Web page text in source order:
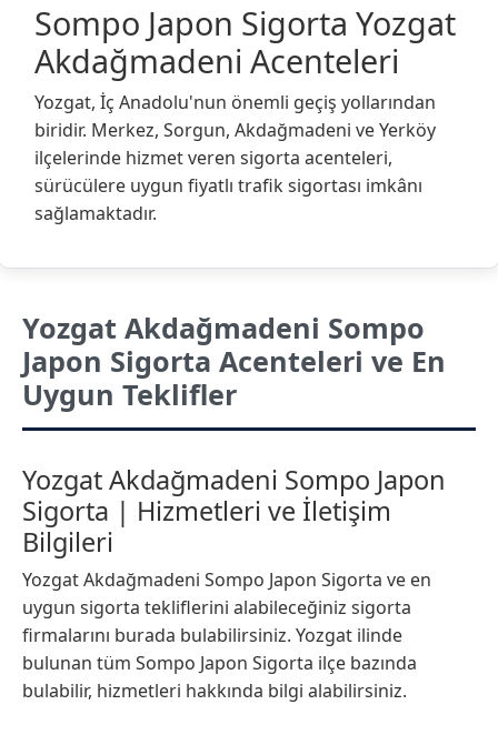
Sompo Japon Sigorta Yozgat
Akdağmadeni Acenteleri
Yozgat, İç Anadolu'nun önemli geçiş yollarından
biridir. Merkez, Sorgun, Akdağmadeni ve Yerköy
ilçelerinde hizmet veren sigorta acenteleri,
sürücülere uygun fiyatlı trafik sigortası imkânı
sağlamaktadır.
Yozgat Akdağmadeni Sompo
Japon Sigorta Acenteleri ve En
Uygun Teklifler
Yozgat Akdağmadeni Sompo Japon
Sigorta | Hizmetleri ve İletişim
Bilgileri
Yozgat Akdağmadeni Sompo Japon Sigorta ve en
uygun sigorta tekliflerini alabileceğiniz sigorta
firmalarını burada bulabilirsiniz. Yozgat ilinde
bulunan tüm Sompo Japon Sigorta ilçe bazında
bulabilir, hizmetleri hakkında bilgi alabilirsiniz.